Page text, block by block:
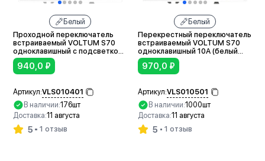
Белый
Проходной переключатель
встраиваемый VOLTUM S70
одноклавишный с подсветкой
10А (белый глянцевый)
940,0 ₽
Артикул:VLS010401
В наличии:176шт
Доставка:11 августа
5 1 отзыв
Белый
Перекрестный переключатель
встраиваемый VOLTUM S70
одноклавишный 10А (белый
глянцевый)
970,0 ₽
Артикул:VLS010501
В наличии:1000шт
Доставка:11 августа
5 1 отзыв